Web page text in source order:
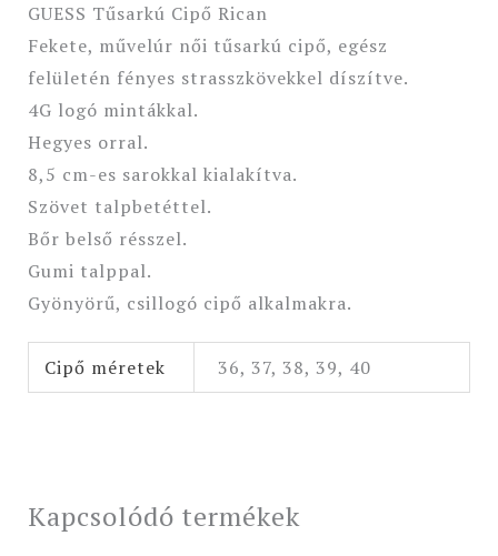
GUESS Tűsarkú Cipő Rican
Fekete, művelúr női tűsarkú cipő, egész
felületén fényes strasszkövekkel díszítve.
4G logó mintákkal.
Hegyes orral.
8,5 cm-es sarokkal kialakítva.
Szövet talpbetéttel.
Bőr belső résszel.
Gumi talppal.
Gyönyörű, csillogó cipő alkalmakra.
Cipő méretek 36, 37, 38, 39, 40
Kapcsolódó termékek